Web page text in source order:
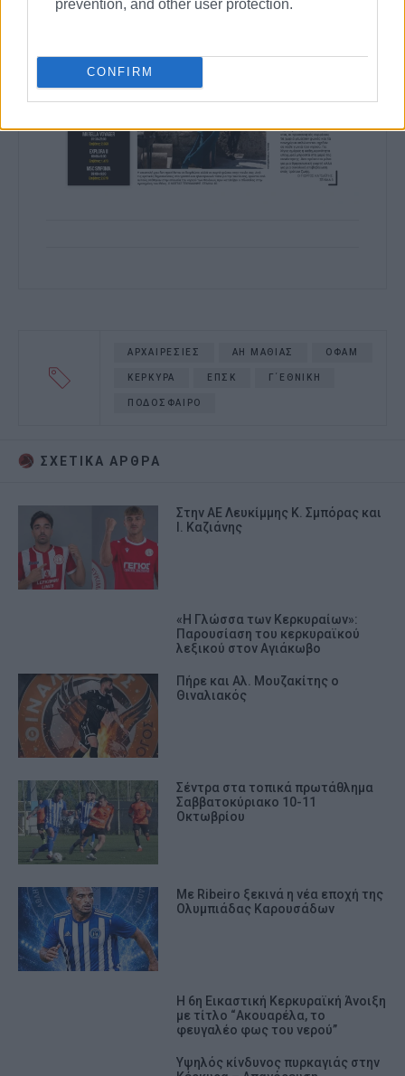
prevention, and other user protection.
CONFIRM
ΑΡΧΑΙΡΕΣΙΕΣ ΑΗ ΜΑΘΙΑΣ ΟΦΑΜ
ΚΕΡΚΥΡΑ ΕΠΣΚ Γ΄ΕΘΝΙΚΗ
ΠΟΔΟΣΦΑΙΡΟ
ΣΧΕΤΙΚA AΡΘΡΑ
Στην ΑΕ Λευκίμμης Κ. Σμπόρας και
Ι. Καζιάνης
«Η Γλώσσα των Κερκυραίων»:
Παρουσίαση του κερκυραϊκού
λεξικού στον Αγιάκωβο
Πήρε και Αλ. Μουζακίτης ο
Θιναλιακός
Σέντρα στα τοπικά πρωτάθλημα
Σαββατοκύριακο 10-11
Οκτωβρίου
Με Ribeiro ξεκινά η νέα εποχή της
Ολυμπιάδας Καρουσάδων
Η 6η Εικαστική Κερκυραϊκή Άνοιξη
με τίτλο “Ακουαρέλα, το
φευγαλέο φως του νερού”
Υψηλός κίνδυνος πυρκαγιάς στην